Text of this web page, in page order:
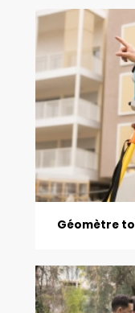
Géomètre